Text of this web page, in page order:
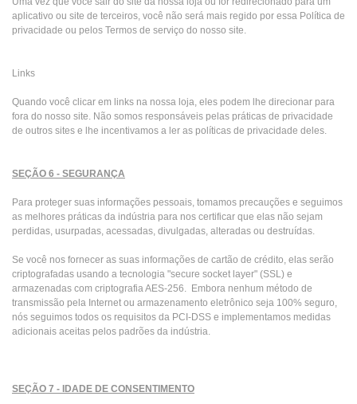
aplicativo ou site de terceiros, você não será mais regido por essa Política de
privacidade ou pelos Termos de serviço do nosso site.
Links
Quando você clicar em links na nossa loja, eles podem lhe direcionar para
fora do nosso site. Não somos responsáveis pelas práticas de privacidade
de outros sites e lhe incentivamos a ler as políticas de privacidade deles.
SEÇÃO 6 - SEGURANÇA
Para proteger suas informações pessoais, tomamos precauções e seguimos
as melhores práticas da indústria para nos certificar que elas não sejam
perdidas, usurpadas, acessadas, divulgadas, alteradas ou destruídas.
Se você nos fornecer as suas informações de cartão de crédito, elas serão
criptografadas usando a tecnologia "secure socket layer" (SSL) e
armazenadas com criptografia AES-256. Embora nenhum método de
transmissão pela Internet ou armazenamento eletrônico seja 100% seguro,
nós seguimos todos os requisitos da PCI-DSS e implementamos medidas
adicionais aceitas pelos padrões da indústria.
SEÇÃO 7 - IDADE DE CONSENTIMENTO